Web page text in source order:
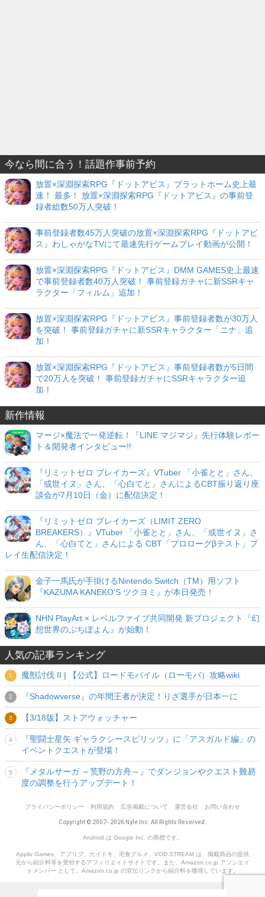
今なら間に合う！話題作事前予約
放置×深淵探索RPG『ドットアビス』プラットホーム史上最
速！ 最多！ 放置×深淵探索RPG『ドットアビス』の事前登
録者総数50万人突破！
事前登録者数45万人突破の放置×深淵探索RPG『ドットアビ
ス』わしゃがなTVにて最速先行ゲームプレイ動画が公開！
放置×深淵探索RPG『ドットアビス』DMM GAMES史上最速
で事前登録者数40万人突破！ 事前登録ガチャに新SSRキャ
ラクター「フィルム」追加！
放置×深淵探索RPG『ドットアビス』事前登録者数が30万人
を突破！ 事前登録ガチャに新SSRキャラクター「ニナ」追
加！
放置×深淵探索RPG『ドットアビス』事前登録者数が5日間
で20万人を突破！ 事前登録ガチャにSSRキャラクター追
加！
新作情報
マージ×魔法で一発逆転！『LINE マジマジ』先行体験レポー
ト＆開発者インタビュー!!
『リミットゼロ ブレイカーズ』VTuber 「小雀とと」さん、
「或世イヌ」さん、「心白てと」さんによるCBT振り返り座
談会が7月10日（金）に配信決定！
『リミットゼロ ブレイカーズ（LIMIT ZERO
BREAKERS）』VTuber 「小雀とと」さん、「或世イヌ」さ
ん、「心白てと」さんによる CBT「プロローグβテスト」プ
レイ生配信決定！
金子一馬氏が手掛けるNintendo Switch（TM）用ソフト
『KAZUMA KANEKO'S ツクヨミ』が本日発売！
NHN PlayArt × レベルファイブ共同開発 新プロジェクト『幻
想世界のぷちぽよん』が始動！
人気の記事ランキング
魔獣討伐 II | 【公式】ロードモバイル（ローモバ）攻略wiki
『Shadowverse』の年間王者が決定！りざ選手が日本一に
【3/18版】ストアウォッチャー
『聖闘士星矢 ギャラクシースピリッツ』に「アスガルド編」の
イベントクエストが登場！
『メタルサーガ ～荒野の方舟～』でダンジョンやクエスト難易
度の調整を行うアップデート！
プライバシーポリシー 利用規約 広告掲載について 運営会社 お問い合わせ
Copyright © 2007- 2026 Nyle Inc. All Rights Reserved.
Android は Google Inc. の商標です。
Appliv Games、アプリブ、カイドキ、宅食グルメ、VOD STREAM は、掲載商品の提供
元から紹介料等を受領するアフィリエイトサイトです。また、Amazon.co.jp アソシエイ
トメンバー として、Amazon.co.jp の宣伝リンクから紹介料を獲得しています。